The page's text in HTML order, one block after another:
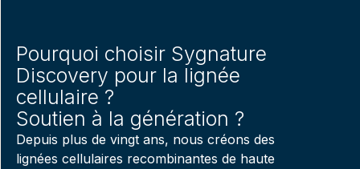
Pourquoi choisir Sygnature
Discovery pour la lignée
cellulaire ?
Soutien à la génération ?
Depuis plus de vingt ans, nous créons des
lignées cellulaires recombinantes de haute